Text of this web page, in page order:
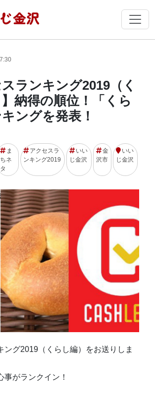
スランキング2019（く
納得の順位！「くら
ングを発表！
ま
ちネ
タ
アクセスラ
ンキング2019
いい
じ金沢
金
沢市
いい
じ金沢
ング2019（くらし編）をお送りしま
事がランクイン！